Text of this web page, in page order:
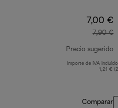
7,00 €
7,90 €
Precio sugerido
Importe de IVA
1,21 €
Comparar